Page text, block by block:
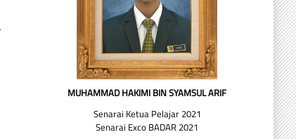
MUHAMMAD HAKIMI BIN SYAMSUL ARIF
Senarai Ketua Pelajar 2021
Senarai Exco BADAR 2021